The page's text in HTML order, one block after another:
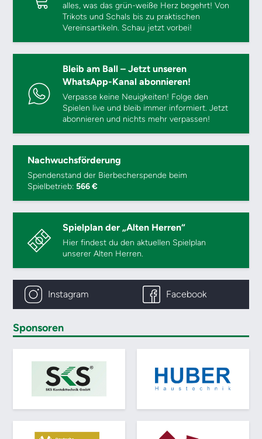
alles, was das grün-weiße Herz begehrt! Von
Trikots und Schals bis zu praktischen
Vereinsartikeln. Schau jetzt vorbei!
Bleib am Ball – Jetzt unseren
WhatsApp-Kanal abonnieren!
Verpasse keine Neuigkeiten! Folge den
Spielen live und bleib immer informiert. Jetzt
abonnieren und nichts mehr verpassen!
Nachwuchsförderung
Spendenstand der Bierbecherspende beim
Spielbetrieb:566 €
Spielplan der „Alten Herren“
Hier findest du den aktuellen Spielplan
unserer Alten Herren.
Instagram Facebook
Sponsoren